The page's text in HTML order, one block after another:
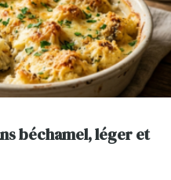
béchamel, léger et